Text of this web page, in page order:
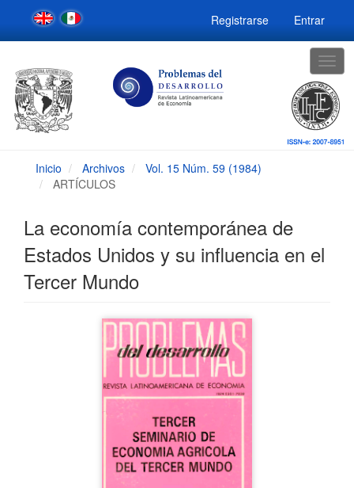
Navegación
principal
Contenido
Barra
lateral
Registrarse Entrar
Inicio Archivos
Vol. 15 Núm. 59 (1984)
ARTÍCULOS
La economía contemporánea de
Estados Unidos y su influencia en el
Tercer Mundo